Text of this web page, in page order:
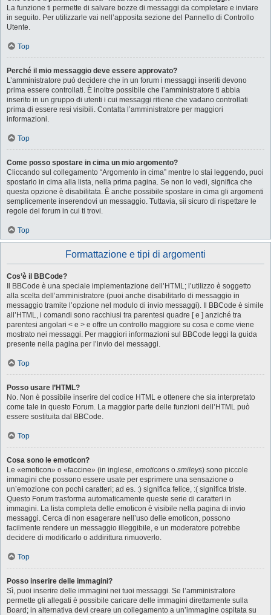
La funzione ti permette di salvare bozze di messaggi da completare e inviare
in seguito. Per utilizzarle vai nell’apposita sezione del Pannello di Controllo
Utente.
Top
Perché il mio messaggio deve essere approvato?
L’amministratore può decidere che in un forum i messaggi inseriti devono
prima essere controllati. È inoltre possibile che l’amministratore ti abbia
inserito in un gruppo di utenti i cui messaggi ritiene che vadano controllati
prima di essere resi visibili. Contatta l’amministratore per maggiori
informazioni.
Top
Come posso spostare in cima un mio argomento?
Cliccando sul collegamento “Argomento in cima” mentre lo stai leggendo, puoi
spostarlo in cima alla lista, nella prima pagina. Se non lo vedi, significa che
questa opzione è disabilitata. È anche possibile spostare in cima gli argomenti
semplicemente inserendovi un messaggio. Tuttavia, sii sicuro di rispettare le
regole del forum in cui ti trovi.
Top
Formattazione e tipi di argomenti
Cos’è il BBCode?
Il BBCode è una speciale implementazione dell’HTML; l’utilizzo è soggetto
alla scelta dell’amministratore (puoi anche disabilitarlo di messaggio in
messaggio tramite l’opzione nel modulo di invio messaggi). Il BBCode è simile
all’HTML, i comandi sono racchiusi tra parentesi quadre [ e ] anziché tra
parentesi angolari < e > e offre un controllo maggiore su cosa e come viene
mostrato nei messaggi. Per maggiori informazioni sul BBCode leggi la guida
presente nella pagina per l’invio dei messaggi.
Top
Posso usare l’HTML?
No. Non è possibile inserire del codice HTML e ottenere che sia interpretato
come tale in questo Forum. La maggior parte delle funzioni dell’HTML può
essere sostituita dal BBCode.
Top
Cosa sono le emoticon?
Le «emoticon» o «faccine» (in inglese, emoticons o smileys) sono piccole
immagini che possono essere usate per esprimere una sensazione o
un’emozione con pochi caratteri; ad es. :) significa felice, :( significa triste.
Questo Forum trasforma automaticamente queste serie di caratteri in
immagini. La lista completa delle emoticon è visibile nella pagina di invio
messaggi. Cerca di non esagerare nell’uso delle emoticon, possono
facilmente rendere un messaggio illeggibile, e un moderatore potrebbe
decidere di modificarlo o addirittura rimuoverlo.
Top
Posso inserire delle immagini?
Sì, puoi inserire delle immagini nei tuoi messaggi. Se l’amministratore
permette gli allegati è possibile caricare delle immagini direttamente sulla
Board; in alternativa devi creare un collegamento a un’immagine ospitata su